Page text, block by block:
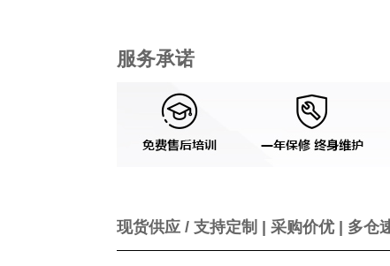
服务承诺
现货供应 / 支持定制 | 采购价优 | 多仓